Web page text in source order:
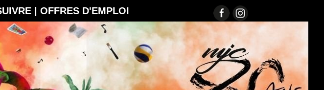
| OFFRES D'EMPLOI